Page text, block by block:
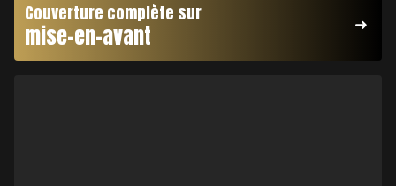
Couverture complète sur
mise-en-avant